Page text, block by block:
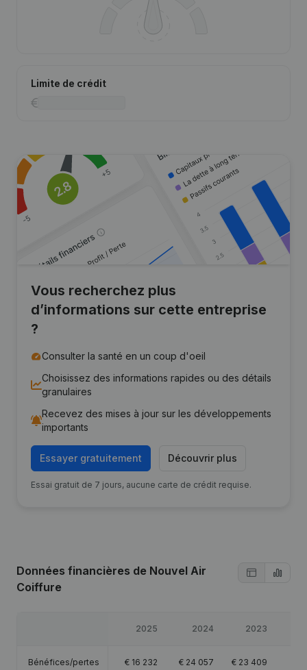
Limite de crédit
Vous recherchez plus
d’informations sur cette entreprise
?
Consulter la santé en un coup d'oeil
Choisissez des informations rapides ou des détails
granulaires
Recevez des mises à jour sur les développements
importants
Essayer gratuitement Découvrir plus
Essai gratuit de 7 jours, aucune carte de crédit requise.
Données financières de Nouvel Air
Coiffure
2025 2024 2023
Bénéfices/pertes € 16 232 € 24 057 € 23 409